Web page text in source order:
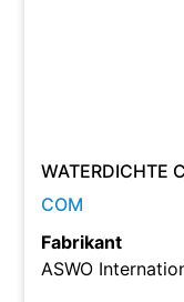
WATERDICHTE
COM
Fabrikant
ASWO